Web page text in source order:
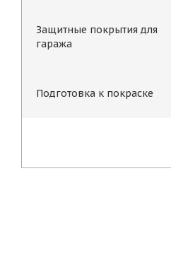
Защитные покрытия для
гаража
Подготовка к покраске